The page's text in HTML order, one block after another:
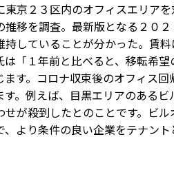
京２３区内のオフィスエリア
移を調査。最新版となる２０
していることが分かった。賃
「１年前と比べると、移転希
す。コロナ収束後のオフィス
。例えば、目黒エリアのある
が殺到したとのことです。ビ
より条件の良い企業をテナン